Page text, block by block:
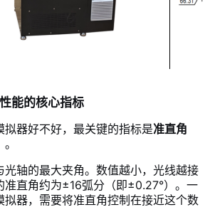
能的核心指标
拟器好不好，最关键的指标是准直角
光轴的最大夹角。数值越小，光线越接
准直角约为±16弧分（即±0.27°）。一
拟器，需要将准直角控制在接近这个数